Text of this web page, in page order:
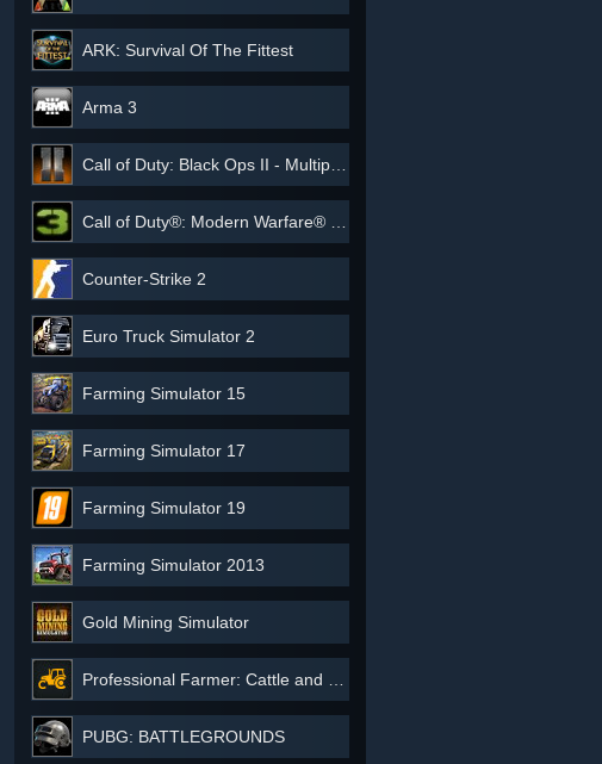
ARK: Survival Of The Fittest
Arma 3
Call of Duty: Black Ops II - Multiplayer
Call of Duty®: Modern Warfare® 3 (2011) - Multiplayer
Counter-Strike 2
Euro Truck Simulator 2
Farming Simulator 15
Farming Simulator 17
Farming Simulator 19
Farming Simulator 2013
Gold Mining Simulator
Professional Farmer: Cattle and Crops
PUBG: BATTLEGROUNDS